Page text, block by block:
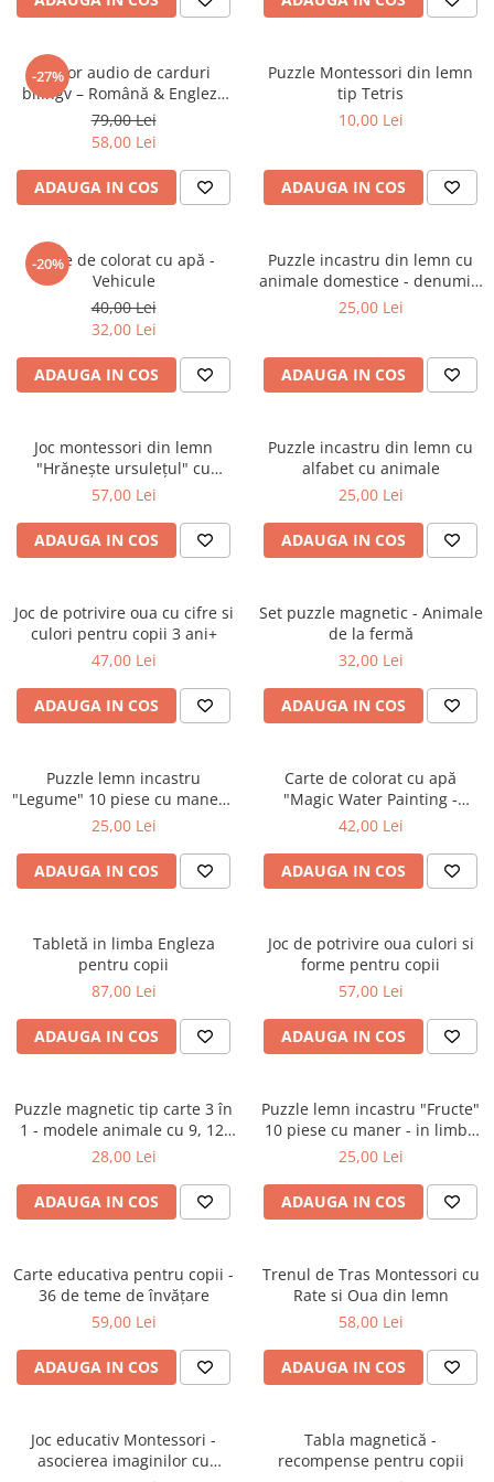
2–3 ani
3–4 ani
4–6 ani
Carti & Activitati pentru Copii
Carti de Colorat & Activitati
Creative
Carti cu Apa & Reutilizabile
Camera Copilului
Balansoare & Covorase de Joaca
Corturi & Spatii de Joaca
Depozitare & Organizare Jucarii
Masinute Electrice
Role si Skateboard
Piscina & Joaca cu Apa
Colaci & Saltele Gonflabile
Jucarii pentru Plaja
Joaca in Aer Liber
Jucarii Educative & Invatare
Jucarii Interactive & Sensoriale
Jucarii pentru Bebe (0–2 ani)
Jocuri de Constructie & Asamblare
Jucarii din Lemn Natural
Trenulete & Seturi Feroviare
Invatare prin Joaca
-27%
Cititor audio de carduri
bilingv – Română & Engleză
Roz (224 carduri / 448 cuvinte)
79,00 Lei
58,00 Lei
ADAUGA IN COS
Puzzle Montessori din lemn
tip Tetris
10,00 Lei
ADAUGA IN COS
-20%
Carte de colorat cu apă -
Vehicule
40,00 Lei
32,00 Lei
ADAUGA IN COS
Puzzle incastru din lemn cu
animale domestice - denumiri
in limba romana
25,00 Lei
ADAUGA IN COS
Joc montessori din lemn
"Hrănește ursulețul" cu
sortare culori și lingură
57,00 Lei
ADAUGA IN COS
Puzzle incastru din lemn cu
alfabet cu animale
25,00 Lei
ADAUGA IN COS
Joc de potrivire oua cu cifre si
culori pentru copii 3 ani+
47,00 Lei
ADAUGA IN COS
Set puzzle magnetic - Animale
de la fermă
32,00 Lei
ADAUGA IN COS
Puzzle lemn incastru
"Legume" 10 piese cu maner -
in limba romana
25,00 Lei
ADAUGA IN COS
Carte de colorat cu apă
"Magic Water Painting -
Animal"
42,00 Lei
ADAUGA IN COS
Tabletă in limba Engleza
pentru copii
87,00 Lei
ADAUGA IN COS
Joc de potrivire oua culori si
forme pentru copii
57,00 Lei
ADAUGA IN COS
Puzzle magnetic tip carte 3 în
1 - modele animale cu 9, 12,
16 piese
28,00 Lei
ADAUGA IN COS
Puzzle lemn incastru "Fructe"
10 piese cu maner - in limba
romana
25,00 Lei
ADAUGA IN COS
Carte educativa pentru copii -
36 de teme de învățare
59,00 Lei
ADAUGA IN COS
Trenul de Tras Montessori cu
Rate si Oua din lemn
58,00 Lei
ADAUGA IN COS
Joc educativ Montessori -
asocierea imaginilor cu
Tabla magnetică -
recompense pentru copii